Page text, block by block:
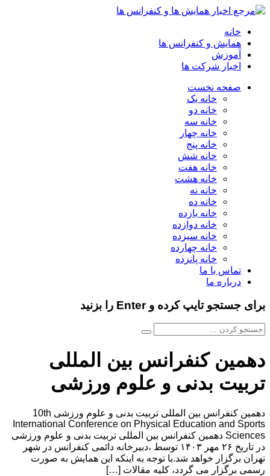
خانه
همایش و کنفرانس ها
آموزش
اخبار شرکت ها
صفحه نخست
خانه یک
خانه دو
خانه سه
خانه چهار
خانه پنج
خانه شش
خانه هفت
خانه هشت
خانه نه
خانه ده
خانه یازده
خانه دوازده
خانه سیزده
خانه چهارده
خانه پانزده
تماس با ما
درباره ما
برای جستجو تایپ کرده و Enter را بزنید
دهمین کنفرانس بین المللی
تربیت بدنی و علوم ورزشی
دهمین کنفرانس بین المللی تربیت بدنی و علوم ورزشی 10th
International Conference on Physical Education and Sports
Sciences دهمین کنفرانس بین المللی تربیت بدنی و علوم ورزشی
در تاریخ ۲۶ مهر ۱۴۰۳ توسط ،دبیرخانه دائمی کنفرانس در شهر
تهران برگزار خواهد شد.با توجه به اینکه این همایش به صورت
رسمی برگزار می گردد، کلیه مقالات […]